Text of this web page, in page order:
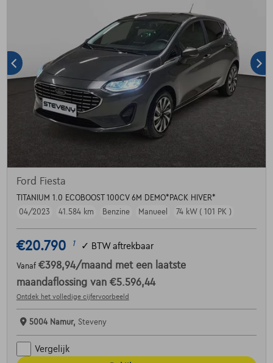
Ford Fiesta
TITANIUM 1.0 ECOBOOST 100CV 6M DEMO*PACK HIVER*
04/2023
41.584 km Benzine Manueel 74 kW ( 101 PK )
€20.790 1 ✓ BTW aftrekbaar
Vanaf €398,94/maand met een laatste
maandaflossing van €5.596,44
Ontdek het volledige cijfervoorbeeld
5004 Namur, Steveny
Vergelijk